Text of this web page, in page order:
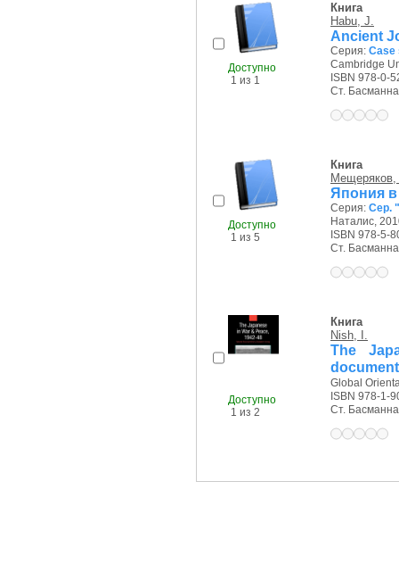
Доступно
1 из 1
Книга
Habu, J.
Ancient
Серия: Case
Cambridge
ISBN 978-0-
Ст.
Доступно
1 из 5
Книга
Япония в
Серия: Сер.
Наталис,
ISBN 978-5-
Ст.
Доступно
1 из 2
Книга
Nish, I.
The
Global
ISBN 978-1-
Ст.